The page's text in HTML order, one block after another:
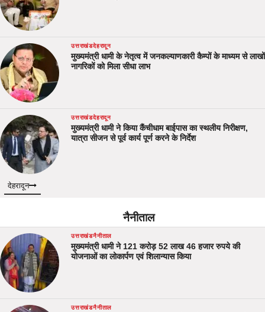
उत्तराखंडदेहरादून
मुख्यमंत्री धामी के नेतृत्व में जनकल्याणकारी कैम्पों के माध्यम से लाखों
नागरिकों को मिला सीधा लाभ
उत्तराखंडदेहरादून
मुख्यमंत्री धामी ने किया कैंचीधाम बाईपास का स्थलीय निरीक्षण,
यात्रा सीजन से पूर्व कार्य पूर्ण करने के निर्देश
देहरादून
नैनीताल
उत्तराखंडनैनीताल
मुख्यमंत्री धामी ने 121 करोड़ 52 लाख 46 हजार रुपये की
योजनाओं का लोकार्पण एवं शिलान्यास किया
उत्तराखंडनैनीताल